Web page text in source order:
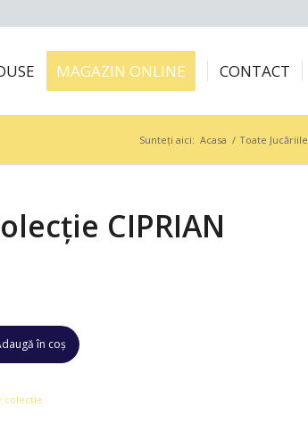
MAGAZIN ONLINE CONTACT
Sunteți aici: Acasa / Toate Jucăriile
CIPRIAN
în coș
colecție